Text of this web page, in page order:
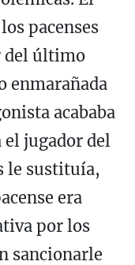
pacenses
del último
enmarañada
acababa
jugador del
le sustituía,
era
por los
sancionarle